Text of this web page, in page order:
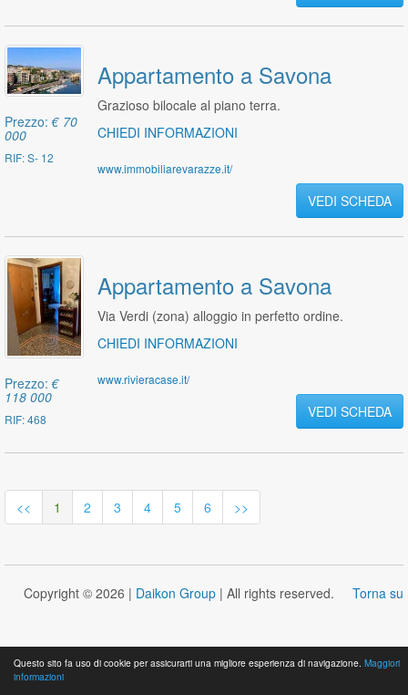
Questo sito fa uso di cookie per assicurarti una migliore esperienza di navigazione. Maggiori
informazioni
Prezzo:€ 70
000
RIF: S- 12
Appartamento a Savona
Grazioso bilocale al piano terra.
CHIEDI INFORMAZIONI
www.immobiliarevarazze.it/
VEDI SCHEDA
Prezzo:€
118 000
RIF: 468
Appartamento a Savona
Via Verdi (zona) alloggio in perfetto ordine.
CHIEDI INFORMAZIONI
www.rivieracase.it/
VEDI SCHEDA
<< 1 2 3 4 5 6 >>
Torna su
Copyright © 2026 | Daikon Group| All rights reserved.